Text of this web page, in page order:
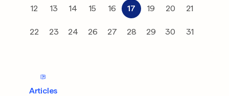
12 13 14 15 16 17 19 20 21
22 23 24 26 27 28 29 30 31
Articles